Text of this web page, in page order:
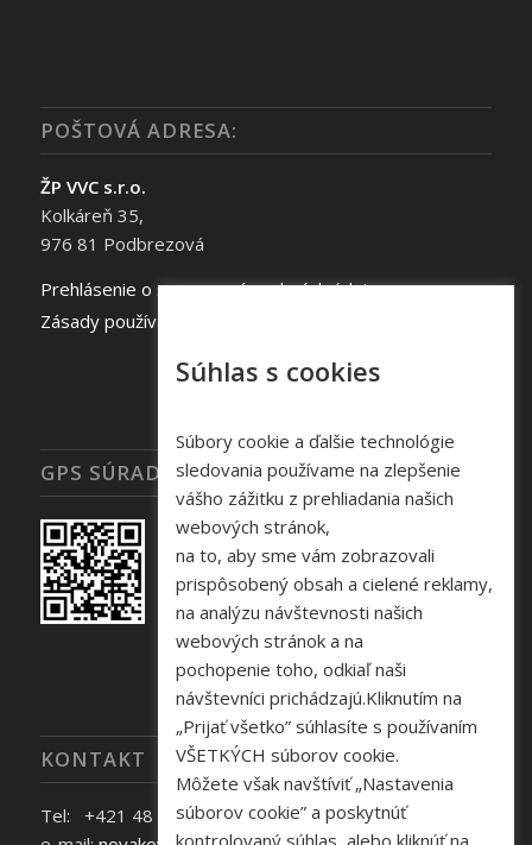
POŠTOVÁ ADRESA:
ŽP VVC s.r.o.
Kolkáreň 35,
976 81 Podbrezová
Prehlásenie o spracovaní osobných údajov
Zásady používania súborov cookie
GPS SÚRADNICE
KONTAKT
Tel: +421 48 645 40 35
Súhlas s cookies
Súbory cookie a ďalšie technológie
sledovania používame na zlepšenie
vášho zážitku z prehliadania našich
webových stránok,
na to, aby sme vám zobrazovali
prispôsobený obsah a cielené reklamy,
na analýzu návštevnosti našich
webových stránok a na
pochopenie toho, odkiaľ naši
návštevníci prichádzajú.Kliknutím na
„Prijať všetko” súhlasíte s používaním
VŠETKÝCH súborov cookie.
Môžete však navštíviť „Nastavenia
súborov cookie” a poskytnúť